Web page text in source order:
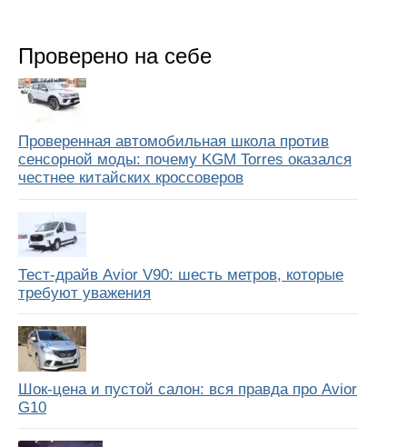
Проверено на себе
Проверенная автомобильная школа против
сенсорной моды: почему KGM Torres оказался
честнее китайских кроссоверов
Тест-драйв Avior V90: шесть метров, которые
требуют уважения
Шок-цена и пустой салон: вся правда про Avior
G10